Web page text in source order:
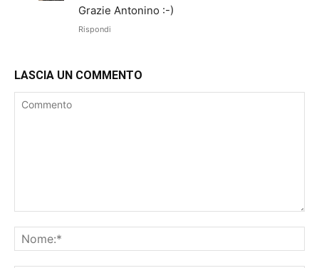
Grazie Antonino :-)
Rispondi
LASCIA UN COMMENTO